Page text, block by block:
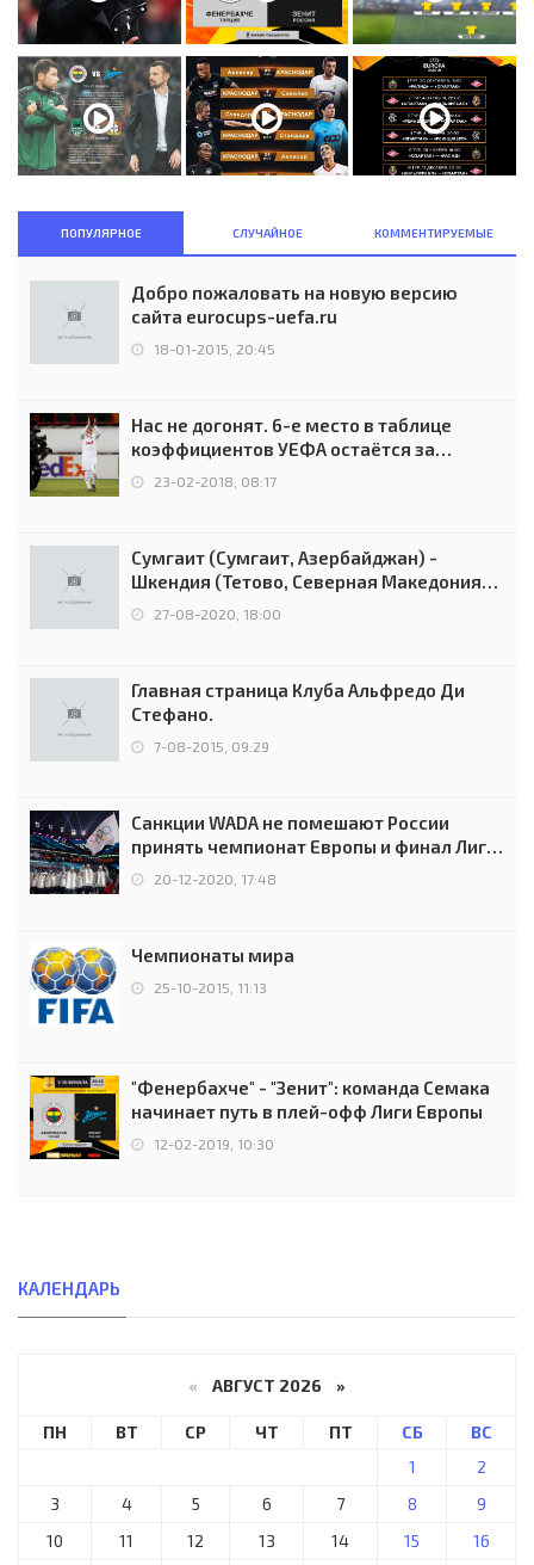
ПОПУЛЯРНОЕ СЛУЧАЙНОЕ КОММЕНТИРУЕМЫЕ
Добро пожаловать на новую версию
сайта eurocups-uefa.ru
18-01-2015, 20:45
Нас не догонят. 6-е место в таблице
коэффициентов УЕФА остаётся за
Россией
23-02-2018, 08:17
Сумгаит (Сумгаит, Азербайджан) -
Шкендия (Тетово, Северная Македония) -
0:2 (0:0)
27-08-2020, 18:00
Главная страница Клуба Альфредо Ди
Стефано.
7-08-2015, 09:29
Санкции WADA не помешают России
принять чемпионат Европы и финал Лиги
чемпионов.
20-12-2020, 17:48
Чемпионаты мира
25-10-2015, 11:13
"Фенербахче" - "Зенит": команда Семака
начинает путь в плей-офф Лиги Европы
12-02-2019, 10:30
КАЛЕНДАРЬ
« АВГУСТ 2026 »
ПН ВТ СР ЧТ ПТ СБ
ВС
1
2
3
4 5 6 7 8
9
10
11 12 13 14 15
16